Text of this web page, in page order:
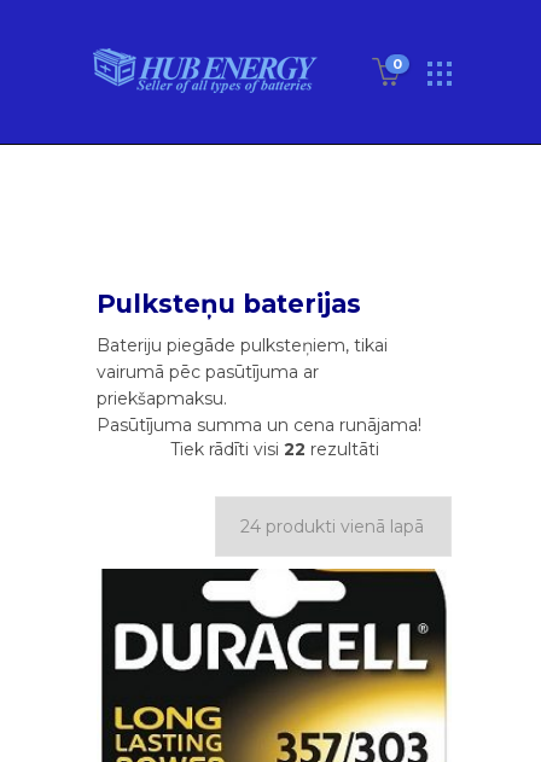
0
Pulksteņu baterijas
Bateriju piegāde pulksteņiem, tikai
vairumā pēc pasūtījuma ar
priekšapmaksu.
Pasūtījuma summa un cena runājama!
Tiek rādīti visi 22 rezultāti